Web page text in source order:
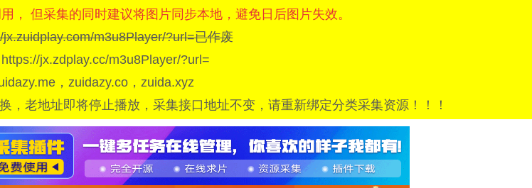
， 但采集的同时建议将图片同步本地，避免日后图片失效。
jx.zuidplay.com/m3u8Player/?url=已作废
https://jx.zdplay.cc/m3u8Player/?url=
，zuidazy.co，zuida.xyz
，老地址即将停止播放，采集接口地址不变，请重新绑定分类采集资源！！！